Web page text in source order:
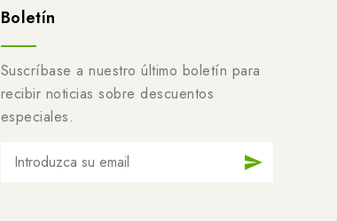
Boletín
Suscríbase a nuestro último boletín para
recibir noticias sobre descuentos
especiales.